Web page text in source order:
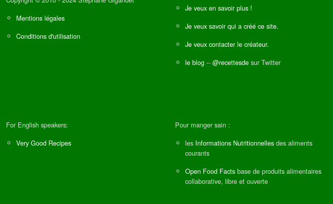
Mentions légales
Conditions d'utilisation
Je veux en savoir plus !
Je veux savoir qui a créé ce site.
Je veux contacter le créateur.
le blog -- @recettesde sur Twitter
For English speakers:
Very Good Recipes
Pour manger sain :
les Informations Nutritionnelles des aliments
courants
Open Food Facts base de produits alimentaires
collaborative, libre et ouverte